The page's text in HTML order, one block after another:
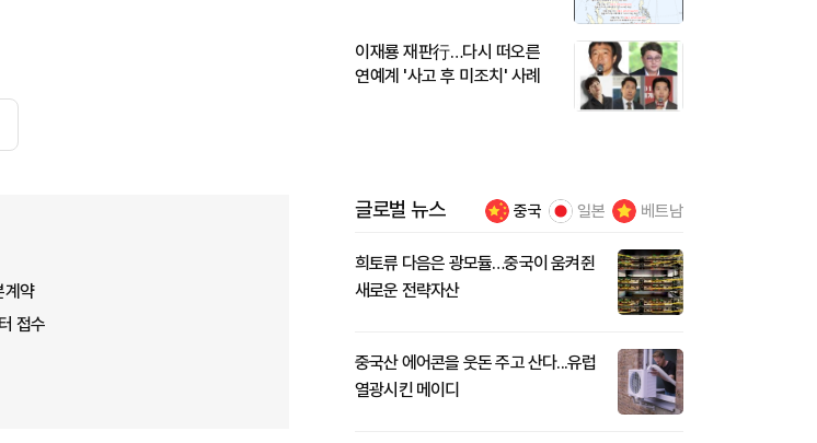
계약
접수
이재룡 재판行…다시 떠오른
연예계 '사고 후 미조치' 사례
글로벌 뉴스 중국 일본 베트남
희토류 다음은 광모듈…중국이 움켜쥔
새로운 전략자산
중국산 에어콘을 웃돈 주고 산다...유럽
열광시킨 메이디